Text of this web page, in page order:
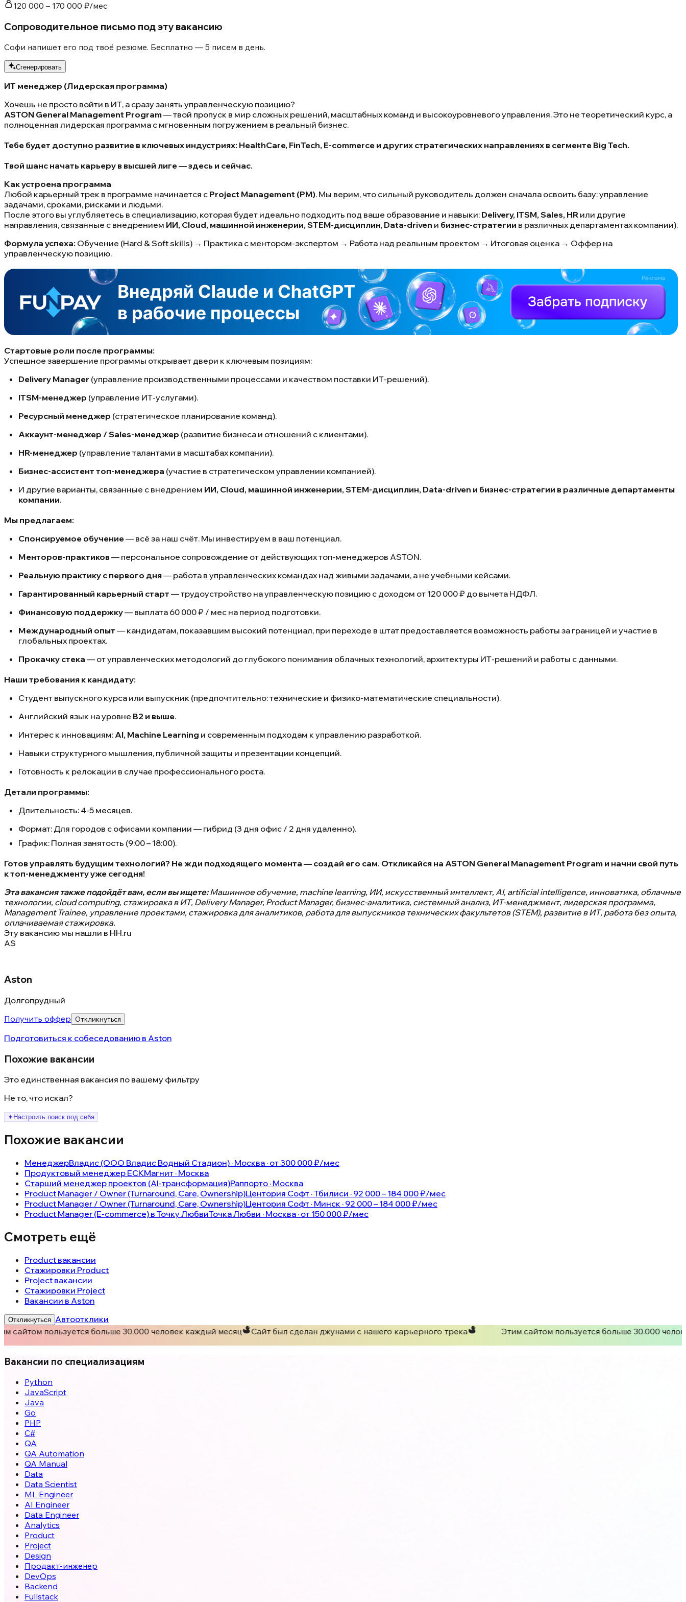
120 000 – 170 000 ₽/мес
Сопроводительное письмо под эту вакансию
Софи напишет его под твоё резюме. Бесплатно — 5 писем в день.
Сгенерировать
ИТ менеджер (Лидерская программа)
Хочешь не просто войти в ИТ, а сразу занять управленческую позицию?
ASTON General Management Program— твой пропуск в мир сложных решений, масштабных команд и высокоуровневого управления. Это не теоретический курс, а
полноценная лидерская программа с мгновенным погружением в реальный бизнес.
Тебе будет доступно развитие в ключевых индустриях: HealthCare, FinTech, E-commerce и других стратегических направлениях в сегменте Big Tech.
Твой шанс начать карьеру в высшей лиге — здесь и сейчас.
Как устроена программа
Любой карьерный трек в программе начинается с Project Management (PM). Мы верим, что сильный руководитель должен сначала освоить базу: управление
задачами, сроками, рисками и людьми.
После этого вы углубляетесь в специализацию, которая будет идеально подходить под ваше образование и навыки: Delivery, ITSM, Sales, HR или другие
направления, связанные с внедрением ИИ, Cloud, машинной инженерии, STEM-дисциплин, Data-driven и бизнес-стратегии в различных департаментах компании).
Формула успеха: Обучение (Hard & Soft skills) → Практика с ментором-экспертом → Работа над реальным проектом → Итоговая оценка → Оффер на
управленческую позицию.
Стартовые роли после программы:
Успешное завершение программы открывает двери к ключевым позициям:
Delivery Manager (управление производственными процессами и качеством поставки ИТ-решений).
ITSM-менеджер (управление ИТ-услугами).
Ресурсный менеджер (стратегическое планирование команд).
Аккаунт-менеджер / Sales-менеджер (развитие бизнеса и отношений с клиентами).
HR-менеджер (управление талантами в масштабах компании).
Бизнес-ассистент топ-менеджера (участие в стратегическом управлении компанией).
И другие варианты, связанные с внедрением ИИ, Cloud, машинной инженерии, STEM-дисциплин, Data-driven и бизнес-стратегии в различные департаменты
компании.
Мы предлагаем:
Спонсируемое обучение— всё за наш счёт. Мы инвестируем в ваш потенциал.
Менторов-практиков— персональное сопровождение от действующих топ-менеджеров ASTON.
Реальную практику с первого дня— работа в управленческих командах над живыми задачами, а не учебными кейсами.
Гарантированный карьерный старт — трудоустройство на управленческую позицию с доходом от 120 000 ₽ до вычета НДФЛ.
Финансовую поддержку— выплата 60 000 ₽ / мес на период подготовки.
Международный опыт — кандидатам, показавшим высокий потенциал, при переходе в штат предоставляется возможность работы за границей и участие в
глобальных проектах.
Прокачку стека — от управленческих методологий до глубокого понимания облачных технологий, архитектуры ИТ-решений и работы с данными.
Наши требования к кандидату:
Студент выпускного курса или выпускник (предпочтительно: технические и физико-математические специальности).
Английский язык на уровне B2 и выше.
Интерес к инновациям: AI, Machine Learning и современным подходам к управлению разработкой.
Навыки структурного мышления, публичной защиты и презентации концепций.
Готовность к релокации в случае профессионального роста.
Детали программы:
Длительность: 4-5 месяцев.
Формат: Для городов с офисами компании — гибрид (3 дня офис / 2 дня удаленно).
График: Полная занятость (9:00 – 18:00).
Готов управлять будущим технологий? Не жди подходящего момента — создай его сам. Откликайся на ASTON General Management Program и начни свой путь
к топ-менеджменту уже сегодня!
Эта вакансия также подойдёт вам, если вы ищете:Машинное обучение, machine learning, ИИ, искусственный интеллект, AI, artificial intelligence, инноватика, облачные
технологии, cloud computing, стажировка в ИТ, Delivery Manager, Product Manager, бизнес-аналитика, системный анализ, ИТ-менеджмент, лидерская программа,
Management Trainee, управление проектами, стажировка для аналитиков, работа для выпускников технических факультетов (STEM), развитие в ИТ, работа без опыта,
оплачиваемая стажировка.
Эту вакансию мы нашли в HH.ru
AS
Aston
Долгопрудный
Получить оффер
Откликнуться
Подготовиться к собеседованию в Aston
Похожие вакансии
Это единственная вакансия по вашему фильтру
Не то, что искал?
✦ Настроить поиск под себя
Похожие вакансии
МенеджерВладис (ООО Владис Водный Стадион) · Москва · от 300 000 ₽/мес
Продуктовый менеджер ЕСКМагнит · Москва
Cтарший менеджер проектов (AI-трансформация)Раппорто · Москва
Product Manager / Owner (Turnaround, Care, Ownership)Центория Софт · Тбилиси · 92 000 – 184 000 ₽/мес
Product Manager / Owner (Turnaround, Care, Ownership)Центория Софт · Минск · 92 000 – 184 000 ₽/мес
Product Manager (E-commerce) в Точку ЛюбвиТочка Любви · Москва · от 150 000 ₽/мес
Смотреть ещё
Product вакансии
Стажировки Product
Project вакансии
Стажировки Project
Вакансии в Aston
Откликнуться Автоотклики
сайтом пользуется больше 30.000 человек каждый месяц
Сайт был сделан джунами с нашего карьерного трека Этим сайтом пользуется больше 30.000
Вакансии по специализациям
Python
JavaScript
Java
Go
PHP
C#
QA
QA Automation
QA Manual
Data
Data Scientist
ML Engineer
AI Engineer
Data Engineer
Analytics
Product
Project
Design
Продакт-инженер
DevOps
Backend
Fullstack